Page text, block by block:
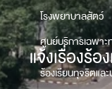
โรงพยาบาลสัตว์
ศูนย์บริการเฉพาะ
แจ้งเรื่องร้
ร้องเรียนทุจริตแล